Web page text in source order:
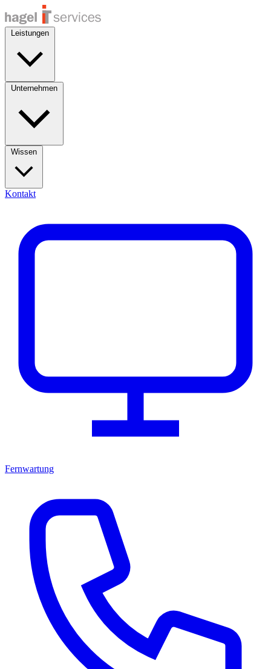
Kontakt
Fernwartung